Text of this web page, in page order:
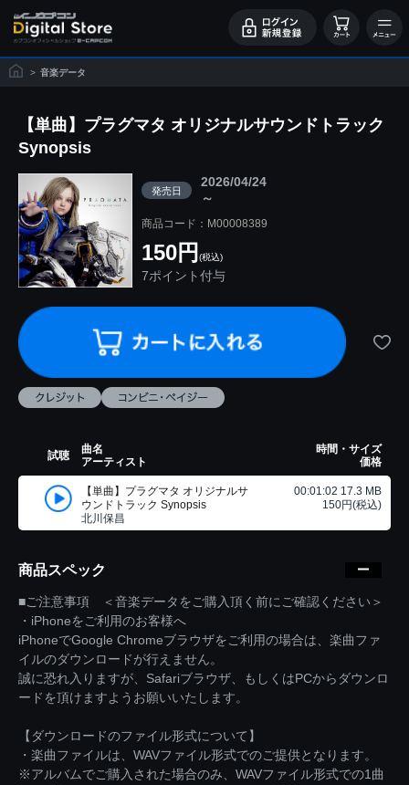
> 音楽データ
【単曲】プラグマタ オリジナルサウンドトラック
Synopsis
発売日
2026/04/24
～
商品コード：M00008389
150円 (税込)
7ポイント付与
試聴
曲名
アーティスト
時間・サイズ
価格
【単曲】プラグマタ オリジナルサ
ウンドトラック Synopsis
北川保昌
00:01:02 17.3 MB
150円(税込)
商品スペック
■ご注意事項 ＜音楽データをご購入頂く前にご確認ください＞
・iPhoneをご利用のお客様へ
iPhoneでGoogle Chromeブラウザをご利用の場合は、楽曲ファ
イルのダウンロードが行えません。
誠に恐れ入りますが、Safariブラウザ、もしくはPCからダウンロ
ードを頂けますようお願いいたします。
【ダウンロードのファイル形式について】
・楽曲ファイルは、WAVファイル形式でのご提供となります。
※アルバムでご購入された場合のみ、WAVファイル形式での1曲